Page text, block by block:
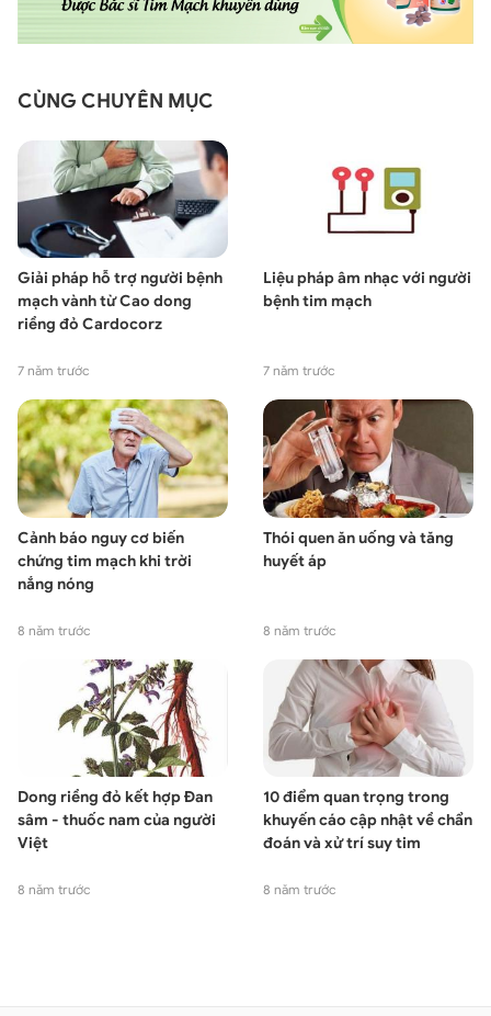
CÙNG CHUYÊN MỤC
Giải pháp hỗ trợ người bệnh
mạch vành từ Cao dong
riềng đỏ Cardocorz
7 năm trước
Liệu pháp âm nhạc với người
bệnh tim mạch
7 năm trước
Cảnh báo nguy cơ biến
chứng tim mạch khi trời
nắng nóng
8 năm trước
Thói quen ăn uống và tăng
huyết áp
8 năm trước
Dong riềng đỏ kết hợp Đan
sâm - thuốc nam của người
Việt
8 năm trước
10 điểm quan trọng trong
khuyến cáo cập nhật về chẩn
đoán và xử trí suy tim
8 năm trước